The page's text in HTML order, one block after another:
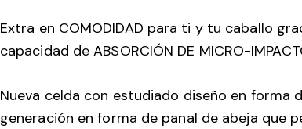
Extra en COMODIDAD para ti y tu caballo
capacidad de ABSORCIÓN DE MICRO-
Nueva celda con estudiado diseño en forma
generación en forma de panal de abeja que